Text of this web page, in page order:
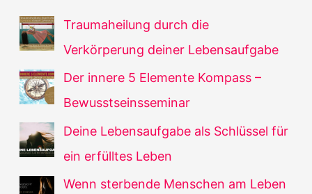
Traumaheilung durch die
Verkörperung deiner Lebensaufgabe
Der innere 5 Elemente Kompass –
Bewusstseinsseminar
Deine Lebensaufgabe als Schlüssel für
ein erfülltes Leben
Wenn sterbende Menschen am Leben